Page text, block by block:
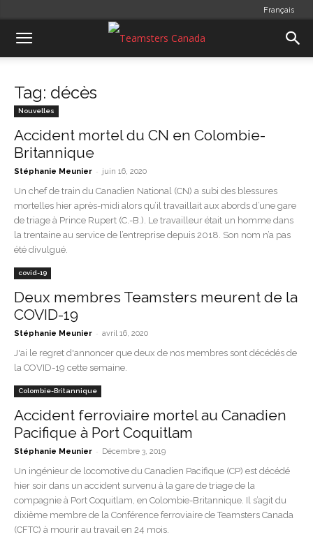
Français
Tag: décès
Nouvelles
Accident mortel du CN en Colombie-
Britannique
Stéphanie Meunier - juin 16, 2020
Un chef de train du Canadien National (CN) a subi des blessures
mortelles hier après-midi alors qu’il travaillait aux abords d’une gare
de triage à Prince Rupert (C.-B.). Le travailleur était un homme dans
la trentaine au service de l’entreprise depuis 2018. Son nom n’a pas
été divulgué.
covid-19
Deux membres Teamsters meurent de la
COVID-19
Stéphanie Meunier - avril 16, 2020
J'ai le regret d'annoncer que deux de nos membres sont décédés de
la COVID-19 cette semaine.
Colombie-Britannique
Accident ferroviaire mortel au Canadien
Pacifique à Port Coquitlam
Stéphanie Meunier - Décembre 3, 2019
Un ingénieur de locomotive du Canadien Pacifique (CP) est décédé
hier soir dans un accident survenu à la gare de triage de la
compagnie à Port Coquitlam, en Colombie-Britannique. Il s’agit du
dixième membre de la Conférence ferroviaire de Teamsters Canada
(CFTC) à mourir au travail en 24 mois.